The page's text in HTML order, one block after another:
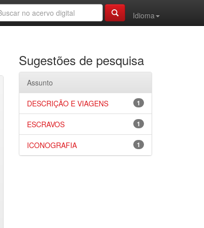
Idioma
Sugestões de pesquisa
Assunto
1
DESCRIÇÃO E VIAGENS
1
ESCRAVOS
1
ICONOGRAFIA